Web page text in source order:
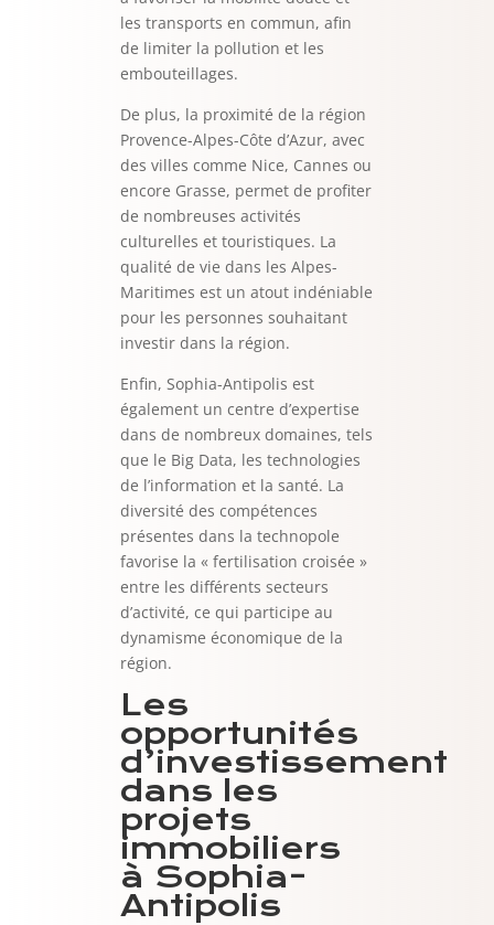
les transports en commun, afin
de limiter la pollution et les
embouteillages.
De plus, la proximité de la région
Provence-Alpes-Côte d’Azur, avec
des villes comme Nice, Cannes ou
encore Grasse, permet de profiter
de nombreuses activités
culturelles et touristiques. La
qualité de vie dans les Alpes-
Maritimes est un atout indéniable
pour les personnes souhaitant
investir dans la région.
Enfin, Sophia-Antipolis est
également un centre d’expertise
dans de nombreux domaines, tels
que le Big Data, les technologies
de l’information et la santé. La
diversité des compétences
présentes dans la technopole
favorise la « fertilisation croisée »
entre les différents secteurs
d’activité, ce qui participe au
dynamisme économique de la
région.
Les
opportunités
d’investissement
dans les
projets
immobiliers
à Sophia-
Antipolis